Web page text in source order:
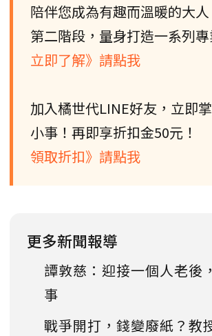
陪伴您成為有趣而溫暖的大
第二階段，量身打造一系列專
立即了解》請點我
加入橘世代LINE好友，立即
小事！再即享折扣金50元！
領取折扣》請點我
更多新聞報導
譚敦慈：迎接一個人老後
事
戰爭開打，錢變廢紙？教